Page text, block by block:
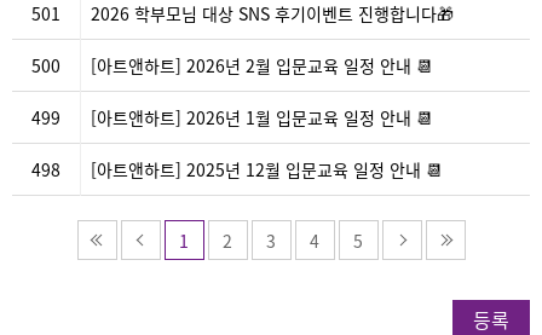
501 2026 학부모님 대상 SNS 후기이벤트 진행합니다🎁
500 [아트앤하트] 2026년 2월 입문교육 일정 안내 📆
499 [아트앤하트] 2026년 1월 입문교육 일정 안내 📆
498 [아트앤하트] 2025년 12월 입문교육 일정 안내 📆
1 2 3 4 5
등록